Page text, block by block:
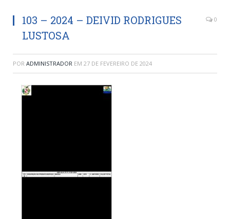
103 – 2024 – DEIVID RODRIGUES
LUSTOSA
0
POR ADMINISTRADOR EM 27 DE FEVEREIRO DE 2024